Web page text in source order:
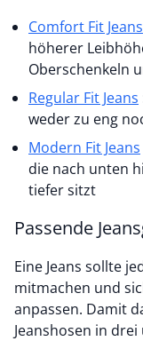
Comfort Fit Jeans
höherer
Oberschenkeln
Regular Fit Jeans
weder zu eng
Modern Fit Jeans
die nach unten
tiefer sitzt
Passende
Eine Jeans sollte
mitmachen und
anpassen. Damit
Jeanshosen in